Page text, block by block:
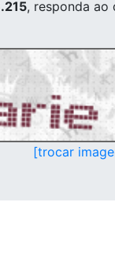
, responda ao
[trocar